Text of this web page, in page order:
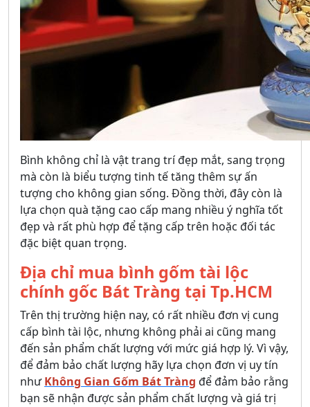
Bình không chỉ là vật trang trí đẹp mắt, sang trọng
mà còn là biểu tượng tinh tế tăng thêm sự ấn
tượng cho không gian sống. Đồng thời, đây còn là
lựa chọn quà tặng cao cấp mang nhiều ý nghĩa tốt
đẹp và rất phù hợp để tặng cấp trên hoặc đối tác
đặc biệt quan trọng.
Địa chỉ mua bình gốm tài lộc
chính gốc Bát Tràng tại Tp.HCM
Trên thị trường hiện nay, có rất nhiều đơn vị cung
cấp bình tài lộc, nhưng không phải ai cũng mang
đến sản phẩm chất lượng với mức giá hợp lý. Vì vậy,
để đảm bảo chất lượng hãy lựa chọn đơn vị uy tín
nhưKhông Gian Gốm Bát Tràng để đảm bảo rằng
bạn sẽ nhận được sản phẩm chất lượng và giá trị